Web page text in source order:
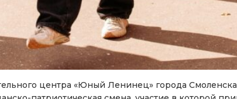
центра «Юный Ленинец» города